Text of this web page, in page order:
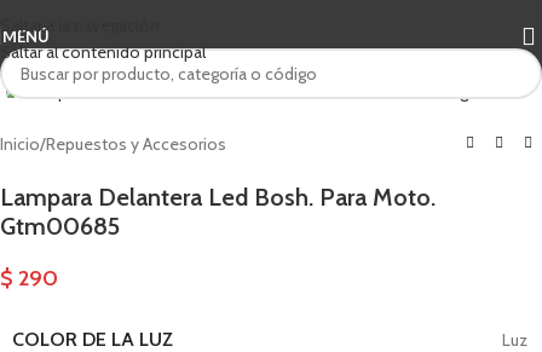
Saltar a la navegación
Saltar al contenido principal
MENÚ
Haga clic para ampliar
Inicio/Repuestos y Accesorios
Lampara Delantera Led Bosh. Para Moto.
Gtm00685
$ 290
COLOR DE LA LUZ Luz